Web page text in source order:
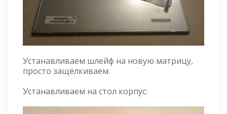
Устанавливаем шлейф на новую матрицу,
просто защёлкиваем.
Устанавливаем на стол корпус: